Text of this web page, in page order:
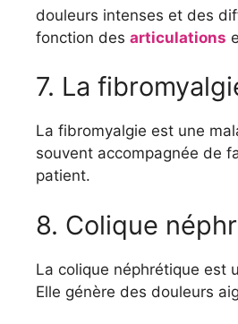
douleurs intenses et des
fonction des articulations
7. La
La fibromyalgie est une
souvent accompagnée de
patient.
8. Colique
La colique néphrétique est
Elle génère des douleurs